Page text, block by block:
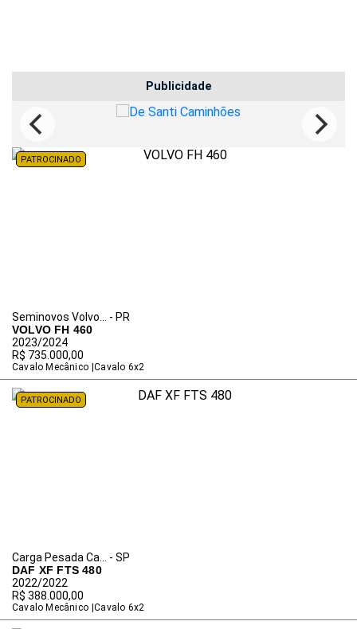
PATROCINADO
Seminovos Volvo... - PR
VOLVO FH 460
2023/2024
R$ 735.000,00
Cavalo Mecânico Cavalo 6x2
PATROCINADO
Carga Pesada Ca... - SP
DAF XF FTS 480
2022/2022
R$ 388.000,00
Cavalo Mecânico Cavalo 6x2